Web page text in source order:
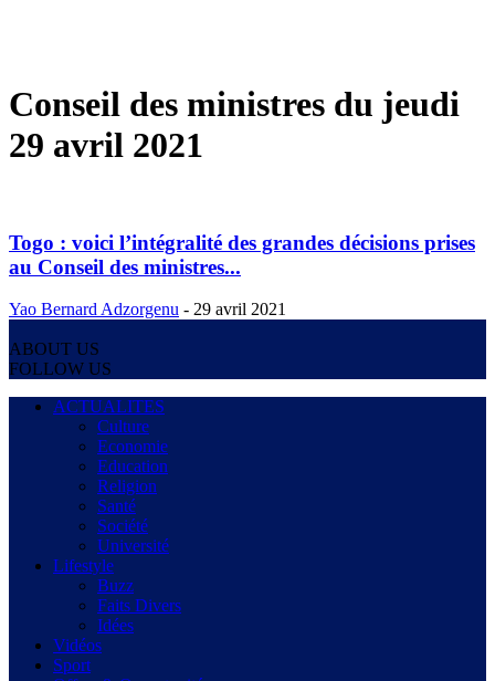
Conseil des ministres du jeudi
29 avril 2021
Togo : voici l’intégralité des grandes décisions prises
au Conseil des ministres...
Yao Bernard Adzorgenu - 29 avril 2021
ABOUT US
FOLLOW US
ACTUALITES
Culture
Economie
Education
Religion
Santé
Société
Université
Lifestyle
Buzz
Faits Divers
Idées
Vidéos
Sport